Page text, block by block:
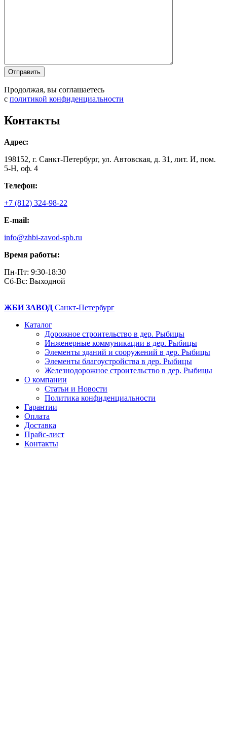
Продолжая, вы соглашаетесь
с политикой конфиденциальности
Контакты
Адрес:
198152, г. Санкт-Петербург, ул. Автовская, д. 31, лит. И, пом.
5-Н, оф. 4
Телефон:
+7 (812) 324-98-22
E-mail:
info@zhbi-zavod-spb.ru
Время работы:
Пн-Пт: 9:30-18:30
Cб-Вс: Выходной
ЖБИ ЗАВОД Санкт-Петербург
Каталог
Дорожное строительство в дер. Рыбицы
Инженерные коммуникации в дер. Рыбицы
Элементы зданий и сооружений в дер. Рыбицы
Элементы благоустройства в дер. Рыбицы
Железнодорожное строительство в дер. Рыбицы
О компании
Статьи и Новости
Политика конфиденциальности
Гарантии
Оплата
Доставка
Прайс-лист
Контакты